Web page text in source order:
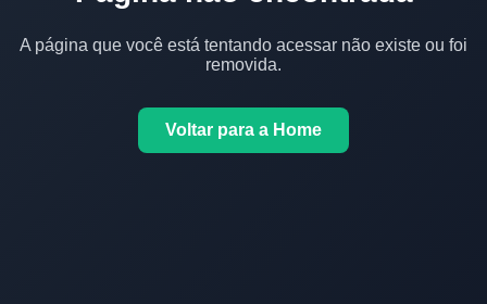
A página que você está tentando acessar não existe ou foi
removida.
Voltar para a Home